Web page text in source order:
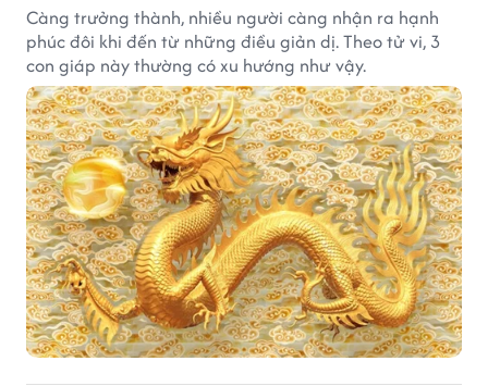
Càng trưởng thành, nhiều người càng nhận ra hạnh
phúc đôi khi đến từ những điều giản dị. Theo tử vi, 3
con giáp này thường có xu hướng như vậy.